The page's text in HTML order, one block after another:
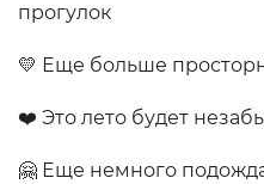
прогулок
💛 Еще больше
❤️ Это лето будет
🤗 Еще немного